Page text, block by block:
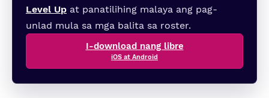
Level Up at panatilihing malaya ang pag-
unlad mula sa mga balita sa roster.
I-download nang libre
iOS at Android